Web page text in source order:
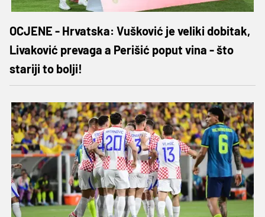
OCJENE - Hrvatska: Vušković je veliki dobitak,
Livaković prevaga a Perišić poput vina - što
stariji to bolji!